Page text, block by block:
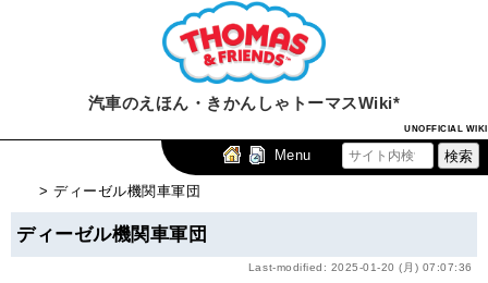
汽車のえほん・きかんしゃトーマスWiki*
UNOFFICIAL WIKI
Menu
> ディーゼル機関車軍団
ディーゼル機関車軍団
Last-modified: 2025-01-20 (月) 07:07:36